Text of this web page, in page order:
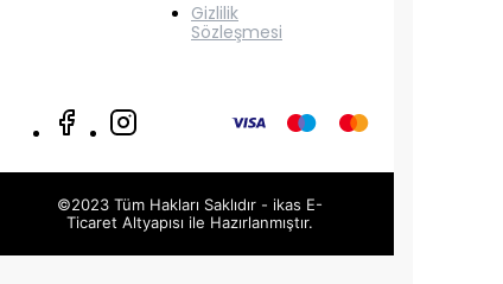
Gizlilik
Sözleşmesi
©2023 Tüm Hakları Saklıdır - ikas E-
Ticaret Altyapısı ile Hazırlanmıştır.